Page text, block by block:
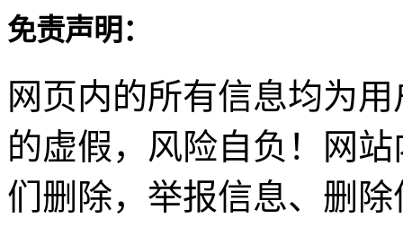
免责声明：
网页内的所有信息均为
的虚假，风险自负！网
们删除，举报信息、删